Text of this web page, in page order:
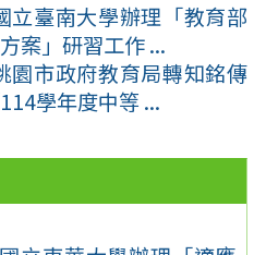
立臺南大學辦理「教育部
案」研習工作 ...
園市政府教育局轉知銘傳
學年度中等 ...